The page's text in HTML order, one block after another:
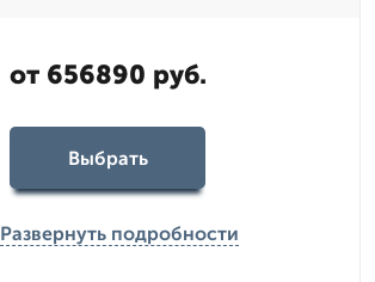
от 656890 руб.
Выбрать
Развернуть подробности